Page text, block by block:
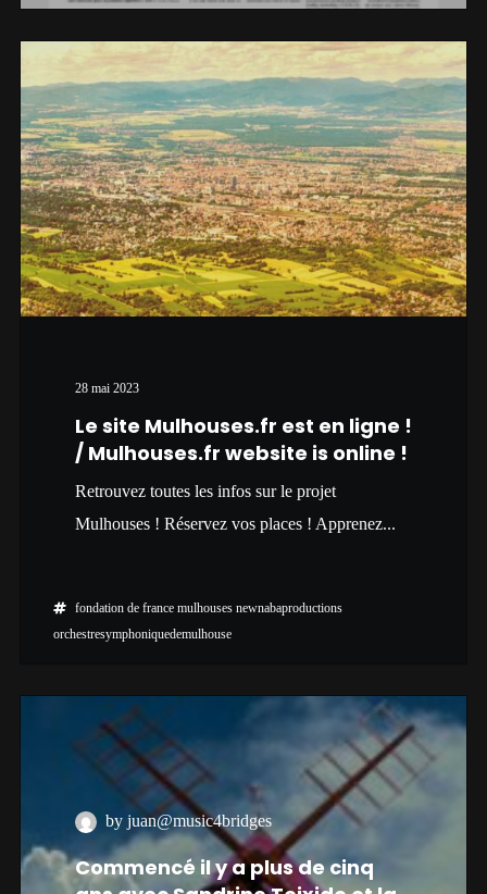
28 mai 2023
Le site Mulhouses.fr est en ligne !
/ Mulhouses.fr website is online !
Retrouvez toutes les infos sur le projet
Mulhouses ! Réservez vos places ! Apprenez...
fondation de france mulhouses newnabaproductions
orchestresymphoniquedemulhouse
by juan@music4bridges
Commencé il y a plus de cinq